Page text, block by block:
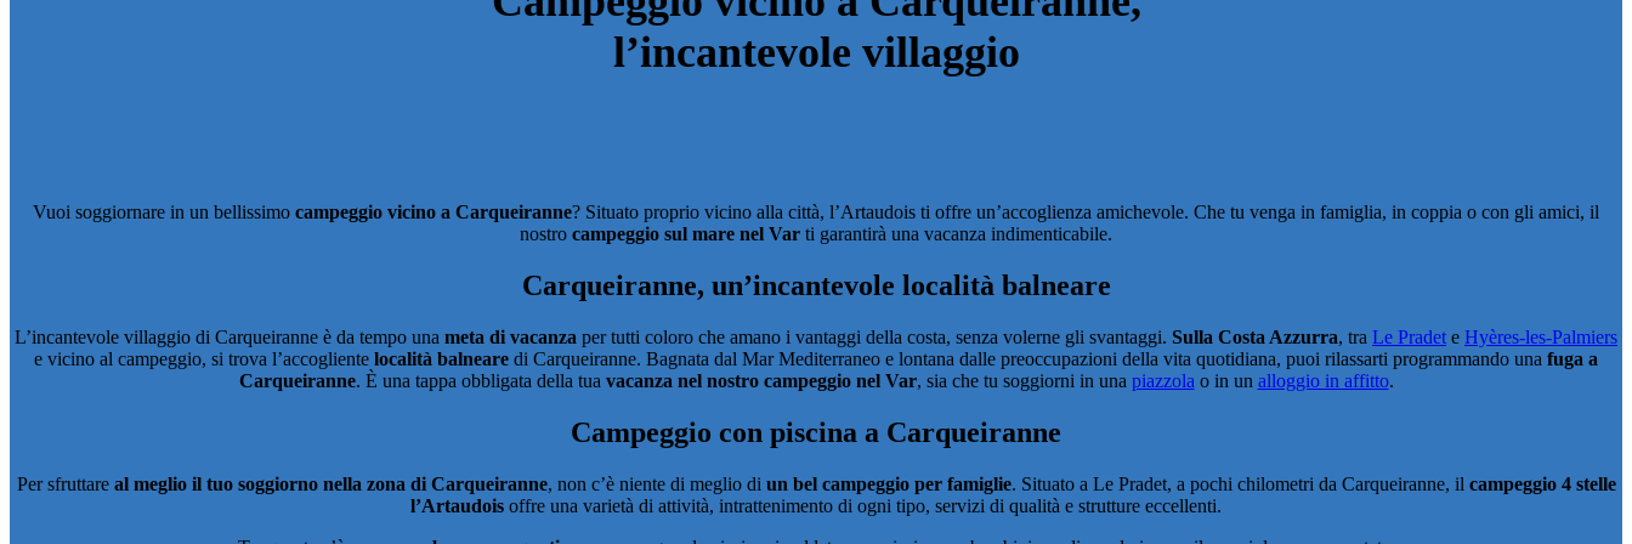
l’incantevole villaggio
Vuoi soggiornare in un bellissimo campeggio vicino a Carqueiranne? Situato proprio vicino alla città, l’Artaudois ti offre un’accoglienza amichevole. Che tu venga in famiglia, in coppia o con gli amici, il
nostro campeggio sul mare nel Var ti garantirà una vacanza indimenticabile.
Carqueiranne, un’incantevole località balneare
L’incantevole villaggio di Carqueiranne è da tempo una meta di vacanza per tutti coloro che amano i vantaggi della costa, senza volerne gli svantaggi. Sulla Costa Azzurra, tra Le Pradet e Hyères-les-Palmiers
e vicino al campeggio, si trova l’accogliente località balneare di Carqueiranne. Bagnata dal Mar Mediterraneo e lontana dalle preoccupazioni della vita quotidiana, puoi rilassarti programmando una fuga a
Carqueiranne. È una tappa obbligata della tua vacanza nel nostro campeggio nel Var, sia che tu soggiorni in una piazzola o in un alloggio in affitto.
Campeggio con piscina a Carqueiranne
Per sfruttare al meglio il tuo soggiorno nella zona di Carqueiranne, non c’è niente di meglio di un bel campeggio per famiglie. Situato a Le Pradet, a pochi chilometri da Carqueiranne, il campeggio 4 stelle
l’Artaudois offre una varietà di attività, intrattenimento di ogni tipo, servizi di qualità e strutture eccellenti.